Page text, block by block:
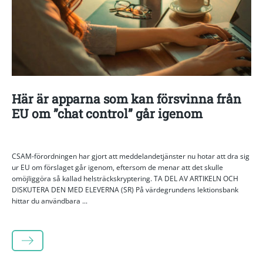
Här är apparna som kan försvinna från
EU om ”chat control” går igenom
CSAM-förordningen har gjort att meddelandetjänster nu hotar att dra sig
ur EU om förslaget går igenom, eftersom de menar att det skulle
omöjliggöra så kallad helsträckskryptering. TA DEL AV ARTIKELN OCH
DISKUTERA DEN MED ELEVERNA (SR) På värdegrundens lektionsbank
hittar du användbara ...
LÄS MER